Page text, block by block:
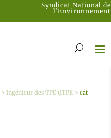
Syndicat National de
l’Environnement
>Ingénieur des TPE (ITPE >cat